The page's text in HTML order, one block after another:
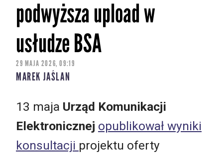
podwyższa upload w
usłudze BSA
29 MAJA 2026, 09:19
MAREK JAŚLAN
13 maja Urząd Komunikacji
Elektronicznej opublikował wyniki
konsultacji projektu oferty